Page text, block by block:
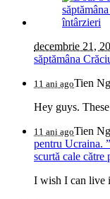
decembrie 21,
săptămâna
11 ani agoTien
Hey guys.
11 ani agoTien
pentru Ucraina.
scurtă cale către
I wish I can live